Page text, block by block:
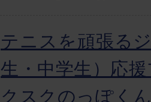
テニスを頑張る
生・中学生）応
クスクのっぽく